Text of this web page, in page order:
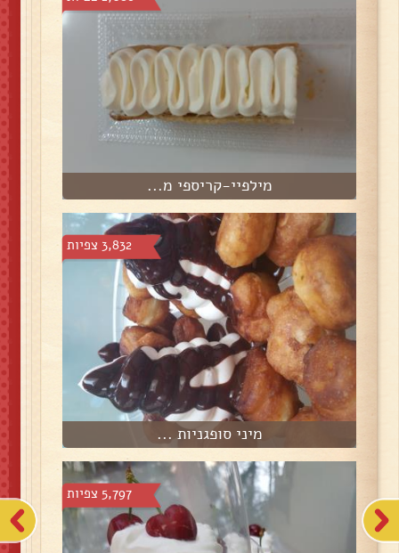
מילפיי-קריספי מ...
3,832 צפיות
מיני סופגניות ...
5,797 צפיות